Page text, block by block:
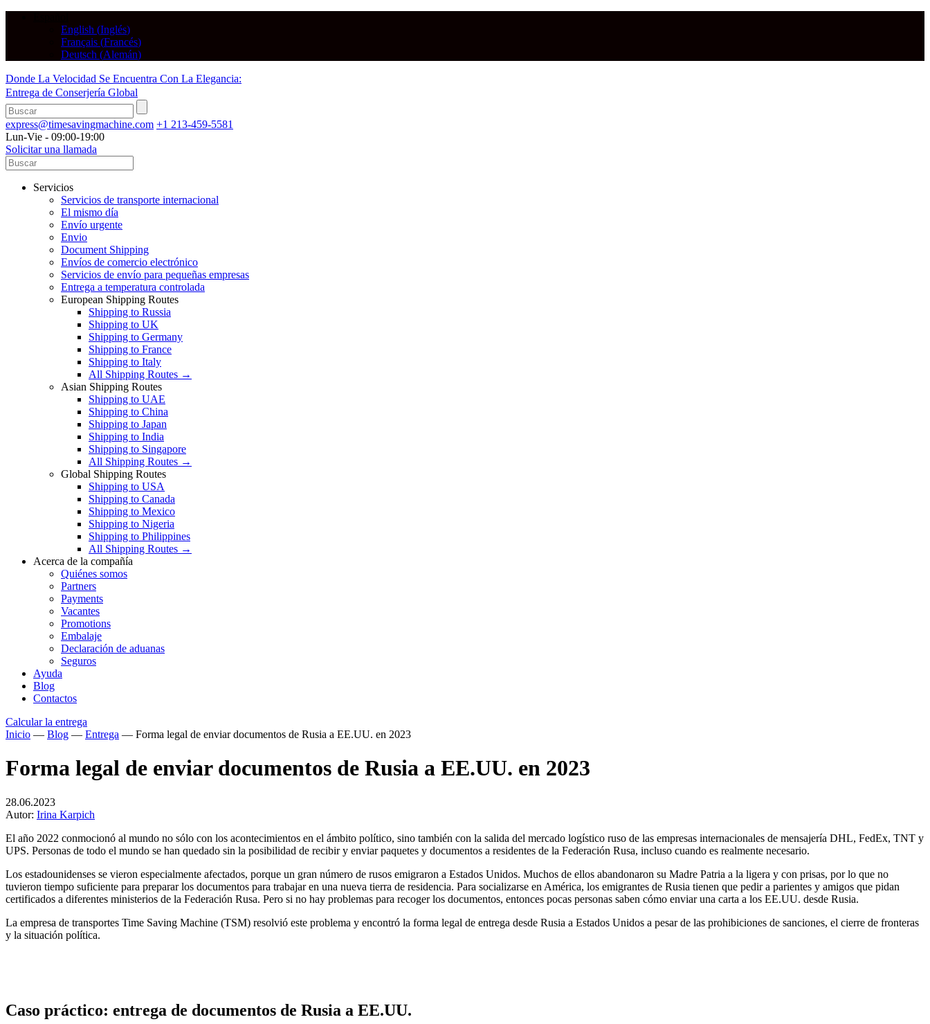
English (Inglés)
Français (Francés)
Deutsch (Alemán)
Donde La Velocidad Se Encuentra Con La Elegancia:
Entrega de Conserjería Global
express@timesavingmachine.com +1 213-459-5581
Lun-Vie - 09:00-19:00
Solicitar una llamada
Servicios
Servicios de transporte internacional
El mismo día
Envío urgente
Envio
Document Shipping
Envíos de comercio electrónico
Servicios de envío para pequeñas empresas
Entrega a temperatura controlada
European Shipping Routes
Shipping to Russia
Shipping to UK
Shipping to Germany
Shipping to France
Shipping to Italy
All Shipping Routes →
Asian Shipping Routes
Shipping to UAE
Shipping to China
Shipping to Japan
Shipping to India
Shipping to Singapore
All Shipping Routes →
Global Shipping Routes
Shipping to USA
Shipping to Canada
Shipping to Mexico
Shipping to Nigeria
Shipping to Philippines
All Shipping Routes →
Acerca de la compañía
Quiénes somos
Partners
Payments
Vacantes
Promotions
Embalaje
Declaración de aduanas
Seguros
Ayuda
Blog
Contactos
Calcular la entrega
Inicio — Blog — Entrega — Forma legal de enviar documentos de Rusia a EE.UU. en 2023
Forma legal de enviar documentos de Rusia a EE.UU. en 2023
28.06.2023
Autor: Irina Karpich
El año 2022 conmocionó al mundo no sólo con los acontecimientos en el ámbito político, sino también con la salida del mercado logístico ruso de las empresas internacionales de mensajería DHL, FedEx, TNT y
UPS. Personas de todo el mundo se han quedado sin la posibilidad de recibir y enviar paquetes y documentos a residentes de la Federación Rusa, incluso cuando es realmente necesario.
Los estadounidenses se vieron especialmente afectados, porque un gran número de rusos emigraron a Estados Unidos. Muchos de ellos abandonaron su Madre Patria a la ligera y con prisas, por lo que no
tuvieron tiempo suficiente para preparar los documentos para trabajar en una nueva tierra de residencia. Para socializarse en América, los emigrantes de Rusia tienen que pedir a parientes y amigos que pidan
certificados a diferentes ministerios de la Federación Rusa. Pero si no hay problemas para recoger los documentos, entonces pocas personas saben cómo enviar una carta a los EE.UU. desde Rusia.
La empresa de transportes Time Saving Machine (TSM) resolvió este problema y encontró la forma legal de entrega desde Rusia a Estados Unidos a pesar de las prohibiciones de sanciones, el cierre de fronteras
y la situación política.
Caso práctico: entrega de documentos de Rusia a EE.UU.